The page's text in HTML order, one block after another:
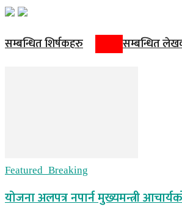
सम्बन्धित शिर्षकहरु सम्बन्धित
Featured_Breaking
योजना अलपत्र नपार्न मुख्यमन्त्री